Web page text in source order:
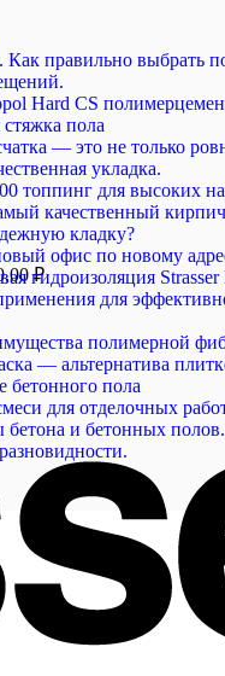
Как правильно выбрать
Hard CS
пола
— это не только
укладка.
топпинг для высоких
качественный
кладку?
офис по новому
гидроизоляция
для
полимерной
— альтернатива
бетонного пола
для отделочных
бетона и бетонных полов.
₽